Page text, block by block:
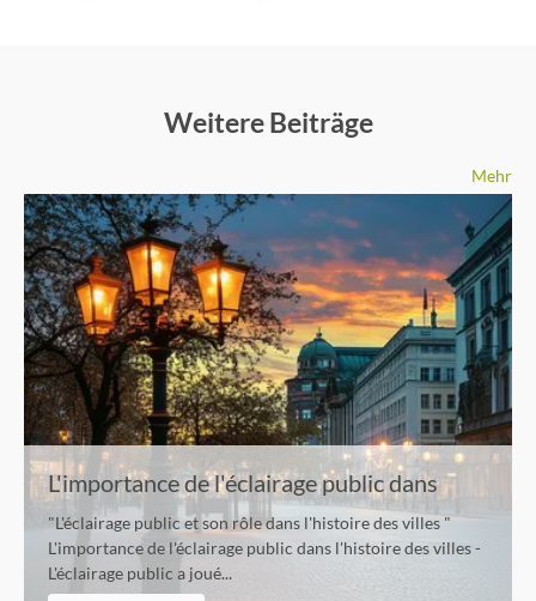
Weitere Beiträge
Mehr
L'importance de l'éclairage public dans
l'histoire de la ville
"L'éclairage public et son rôle dans l'histoire des villes "
L'importance de l'éclairage public dans l'histoire des villes -
L'éclairage public a joué...